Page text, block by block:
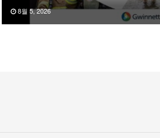
8월 5, 2026